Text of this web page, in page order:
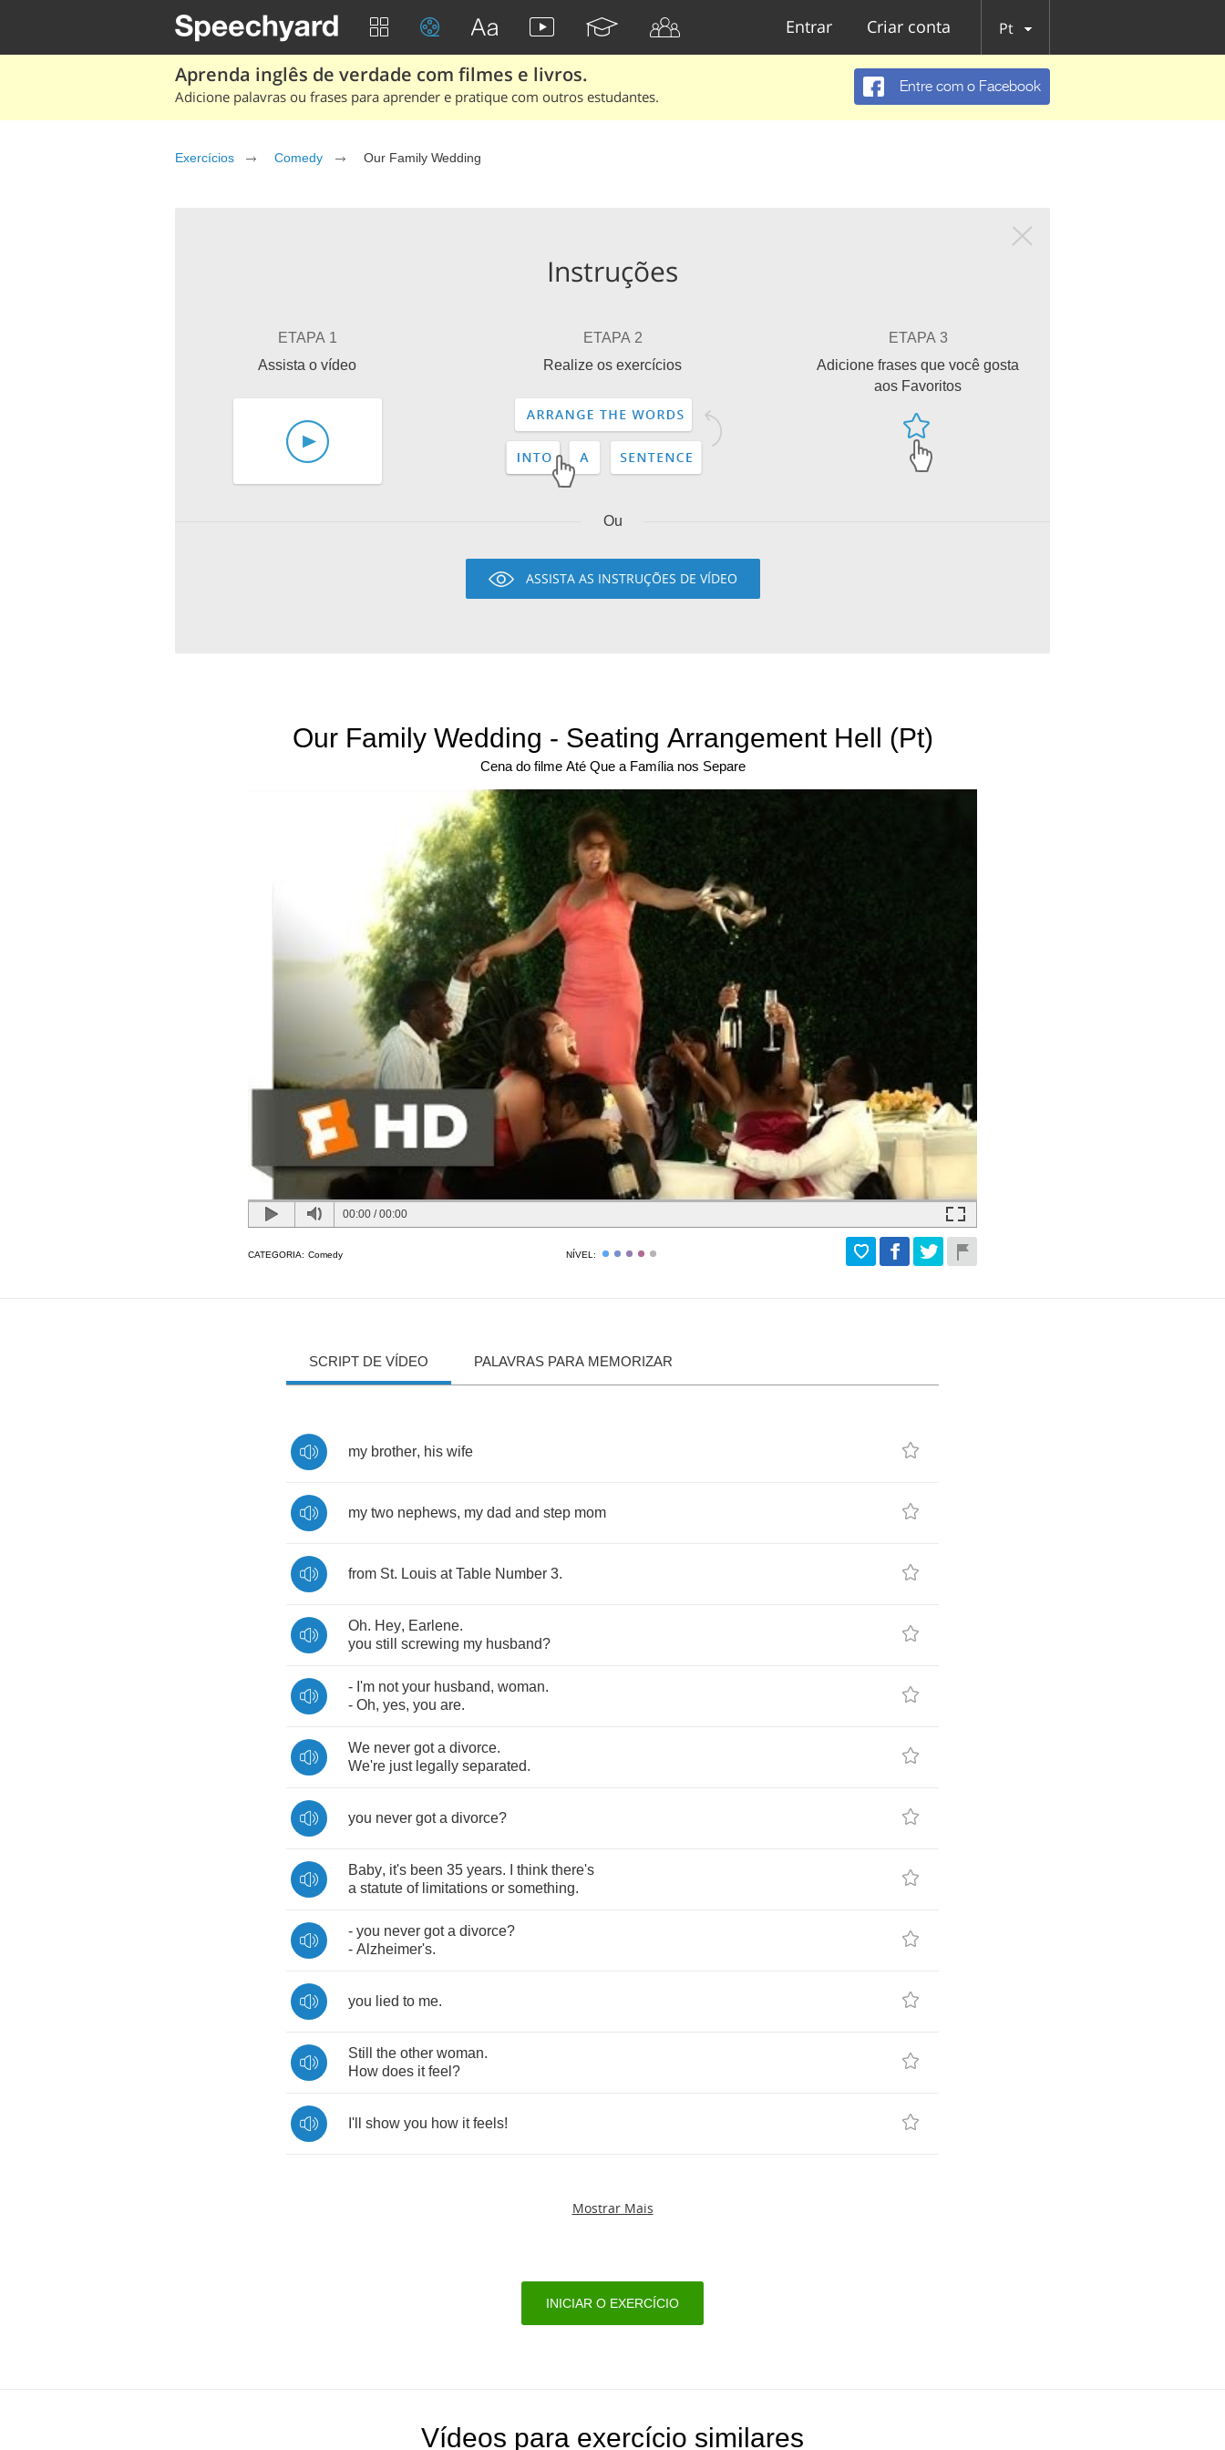
Entrar Criar conta Pt
Aprenda inglês de verdade com filmes e livros.
Adicione palavras ou frases para aprender e pratique com outros estudantes.
Entre com o Facebook
Exercícios Comedy Our Family Wedding
Instruções
ETAPA 1
Assista o vídeo
ETAPA 2
Realize os exercícios
ETAPA 3
Adicione frases que você gosta
aos Favoritos
Ou
ASSISTA AS INSTRUÇÕES DE VÍDEO
Our Family Wedding - Seating Arrangement Hell (Pt)
Cena do filme Até Que a Família nos Separe
00:00 /00:00
CATEGORIA: Comedy NÍVEL:
SCRIPT DE VÍDEO PALAVRAS PARA MEMORIZAR
my brother, his wife
my two nephews, my dad and step mom
from St. Louis at Table Number 3.
Oh. Hey, Earlene.
you still screwing my husband?
- I'm not your husband, woman.
- Oh, yes, you are.
We never got a divorce.
We're just legally separated.
you never got a divorce?
Baby, it's been 35 years. think there's
a statute of limitations or something.
- you never got a divorce?
- Alzheimer's.
you lied to me.
Still the other woman.
How does it feel ?
I'll show you how it feels!
Mostrar Mais
INICIAR O EXERCÍCIO
Vídeos para exercício similares